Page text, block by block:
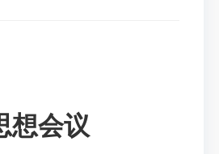
想会议